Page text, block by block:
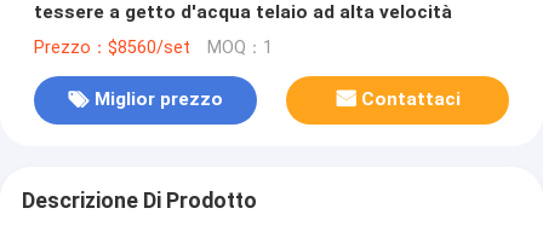
tessere a getto d'acqua telaio ad alta velocità
Prezzo：$8560/set MOQ：1
Miglior prezzo Contattaci
Descrizione Di Prodotto